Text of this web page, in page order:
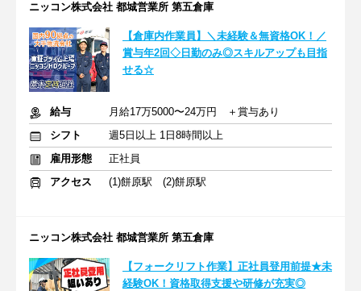
ニッコン株式会社 都城営業所 第五倉庫
【倉庫内作業員】＼未経験＆無資格OK！／
賞与年2回◇日勤のみ◎スキルアップも目指
せる☆
給与
月給17万5000〜24万円 ＋賞与あり
シフト
週5日以上 1日8時間以上
雇用形態
正社員
アクセス
(1)餅原駅 (2)餅原駅
ニッコン株式会社 都城営業所 第五倉庫
【フォークリフト作業】正社員登用前提★未
経験OK！資格取得支援や研修が充実◎